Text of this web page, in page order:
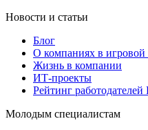
Новости и статьи
Блог
О компаниях в
Жизнь в компании
ИТ-проекты
Рейтинг работодателей
Молодым специалистам